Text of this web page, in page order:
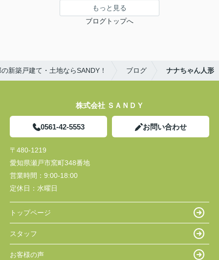
もっと見る
ブログトップへ
新築戸建て・土地ならSANDY！ ブログ ナナちゃん人形
株式会社 ＳＡＮＤＹ
0561-42-5553 お問い合わせ
〒480-1219
愛知県瀬戸市窯町348番地
営業時間： 9:00-18:00
定休日： 水曜日
トップページ
スタッフ
お客様の声